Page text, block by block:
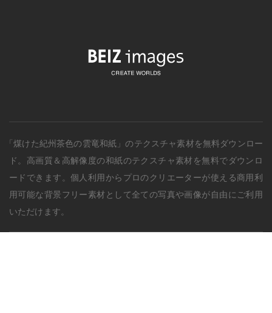
「煤けた紀州茶色の雲竜和紙」のテクスチャ素材を無料ダウンロー
ド。 高画質＆高解像度の和紙のテクスチャ素材を無料でダウンロ
ードできます。個人利用からプロのクリエーターが使える商用利
用可能な背景フリー素材として全ての写真や画像が自由にご利用
いただけます。